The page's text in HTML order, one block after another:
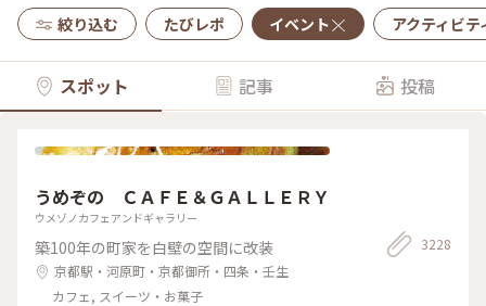
絞り込む たびレポ イベント アクティビテ
スポット 記事 投稿
うめぞの ＣＡＦＥ＆ＧＡＬＬＥＲＹ
ウメゾノカフェアンドギャラリー
築100年の町家を白壁の空間に改装
京都駅・河原町・京都御所・四条・壬生
カフェ, スイーツ・お菓子
3228